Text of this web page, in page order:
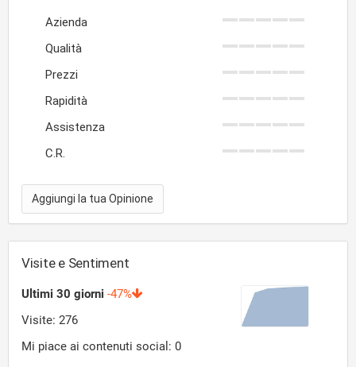
Azienda
Qualità
Prezzi
Rapidità
Assistenza
C.R.
Aggiungi la tua Opinione
Visite e Sentiment